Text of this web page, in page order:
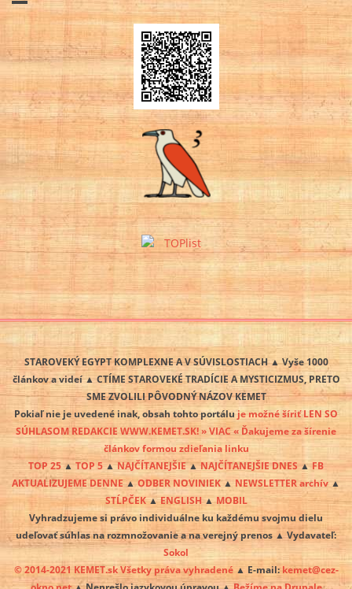
STAROVEKÝ EGYPT KOMPLEXNE A V SÚVISLOSTIACH ▲ Vyše 1000
článkov a videí ▲ CTÍME STAROVEKÉ TRADÍCIE A MYSTICIZMUS, PRETO
SME ZVOLILI PÔVODNÝ NÁZOV KEMET
Pokiaľ nie je uvedené inak, obsah tohto portálu je možné šíriť LEN SO
SÚHLASOM REDAKCIE WWW.KEMET.SK! » VIAC « Ďakujeme za šírenie
článkov formou zdieľania linku
TOP 25 ▲ TOP 5▲NAJČÍTANEJŠIE▲NAJČÍTANEJŠIE DNES ▲FB
AKTUALIZUJEME DENNE▲ODBER NOVINIEK▲NEWSLETTER archív ▲
STĹPČEK▲ENGLISH▲MOBIL
Vyhradzujeme si právo individuálne ku každému svojmu dielu
udeľovať súhlas na rozmnožovanie a na verejný prenos ▲ Vydavateľ:
Sokol
© 2014-2021 KEMET.sk Všetky práva vyhradené▲ E-mail: kemet@cez-
okno.net▲ Neprešlo jazykovou úpravou ▲Bežíme na Drupale